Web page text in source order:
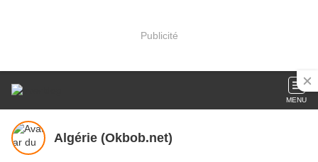
Publicité
MENU
Algérie (Okbob.net)